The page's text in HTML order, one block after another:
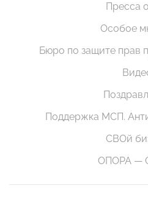
Пресса
Особое
Бюро по защите прав
Поддержка МСП.
СВОй
ОПОРА —